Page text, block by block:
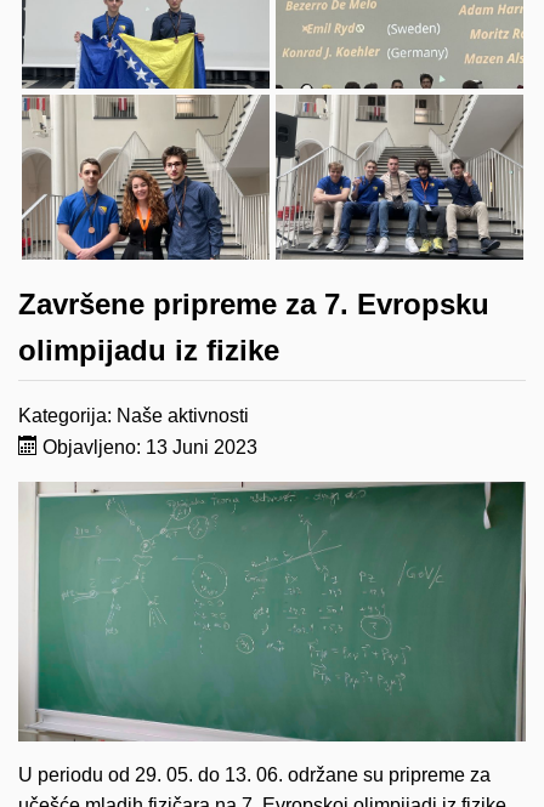
Završene pripreme za 7. Evropsku
olimpijadu iz fizike
Kategorija: Naše aktivnosti
Objavljeno: 13 Juni 2023
U periodu od 29. 05. do 13. 06. održane su pripreme za